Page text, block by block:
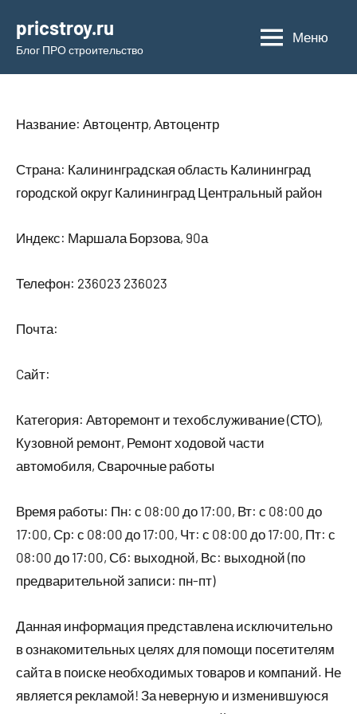
содержимому
pricstroy.ru
Блог ПРО строительство
Меню
Название: Автоцентр, Автоцентр
Страна: Калининградская область Калининград
городской округ Калининград Центральный район
Индекс: Маршала Борзова, 90а
Телефон: 236023 236023
Почта:
Cайт:
Категория: Авторемонт и техобслуживание (СТО),
Кузовной ремонт, Ремонт ходовой части
автомобиля, Сварочные работы
Время работы: Пн: с 08:00 до 17:00, Вт: с 08:00 до
17:00, Ср: с 08:00 до 17:00, Чт: с 08:00 до 17:00, Пт: с
08:00 до 17:00, Сб: выходной, Вс: выходной (по
предварительной записи: пн-пт)
Данная информация представлена исключительно
в ознакомительных целях для помощи посетителям
сайта в поиске необходимых товаров и компаний. Не
является рекламой! За неверную и изменившуюся